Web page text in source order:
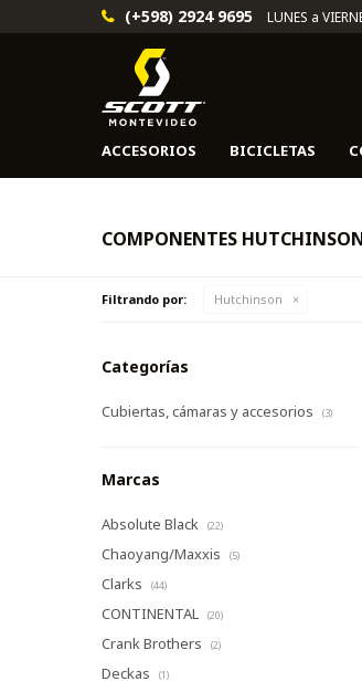
ACCESORIOS BICICLETAS
(+598) 2924 9695 LUNES a
COMPONENTES
Filtrando por: Hutchinson
Categorías
Cubiertas, cámaras y accesorios (3)
Marcas
Absolute Black (22)
Chaoyang/Maxxis (5)
Clarks (44)
CONTINENTAL (20)
Crank Brothers (2)
Deckas (1)